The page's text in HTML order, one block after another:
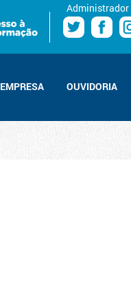
Administrador
EMPRESA OUVIDORIA